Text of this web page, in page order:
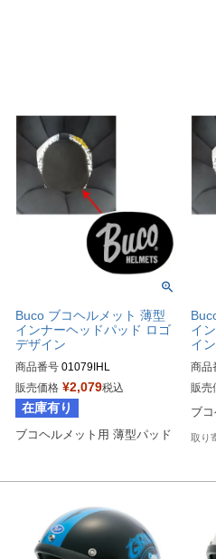
Buco ブコヘルメット 薄型
インナーヘッドパッド ロゴ
デザイン
商品番号 01079IHL
Buco（ブコ）
販売価格 ¥2,079税込
在庫有り
ブコヘルメット用 薄型パッド
イ
イ
商品
販売
ブ